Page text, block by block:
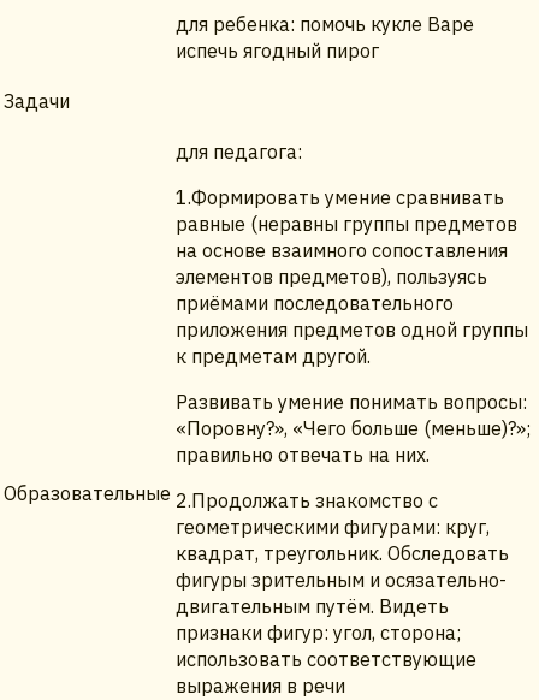
для ребенка: помочь кукле Варе
испечь ягодный пирог
Задачи
Образовательные
для педагога:
1.Формировать умение сравнивать
равные (неравны группы предметов
на основе взаимного сопоставления
элементов предметов), пользуясь
приёмами последовательного
приложения предметов одной группы
к предметам другой.
Развивать умение понимать вопросы:
«Поровну?», «Чего больше (меньше)?»;
правильно отвечать на них.
2.Продолжать знакомство с
геометрическими фигурами: круг,
квадрат, треугольник. Обследовать
фигуры зрительным и осязательно-
двигательным путём. Видеть
признаки фигур: угол, сторона;
использовать соответствующие
выражения в речи